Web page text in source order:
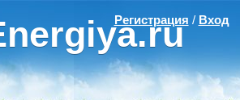
Регистрация / Вход